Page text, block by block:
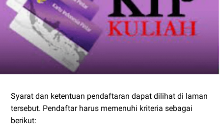
Syarat dan ketentuan pendaftaran dapat dilihat di laman
tersebut. Pendaftar harus memenuhi kriteria sebagai
berikut: